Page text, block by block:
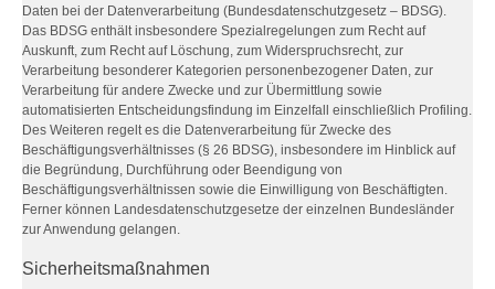
Daten bei der Datenverarbeitung (Bundesdatenschutzgesetz – BDSG).
Das BDSG enthält insbesondere Spezialregelungen zum Recht auf
Auskunft, zum Recht auf Löschung, zum Widerspruchsrecht, zur
Verarbeitung besonderer Kategorien personenbezogener Daten, zur
Verarbeitung für andere Zwecke und zur Übermittlung sowie
automatisierten Entscheidungsfindung im Einzelfall einschließlich Profiling.
Des Weiteren regelt es die Datenverarbeitung für Zwecke des
Beschäftigungsverhältnisses (§ 26 BDSG), insbesondere im Hinblick auf
die Begründung, Durchführung oder Beendigung von
Beschäftigungsverhältnissen sowie die Einwilligung von Beschäftigten.
Ferner können Landesdatenschutzgesetze der einzelnen Bundesländer
zur Anwendung gelangen.
Sicherheitsmaßnahmen